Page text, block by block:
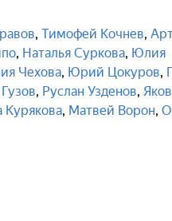
, Тимофей Кочнев,
, Наталья Суркова, Юлия
Чехова, Юрий Цокуров,
, Руслан Узденов, Яков
Курякова, Матвей Ворон,